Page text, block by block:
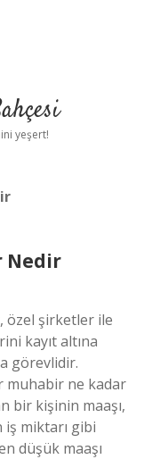
yeşert!
Nedir
özel şirketler ile
kayıt altına
görevlidir.
muhabir ne kadar
bir kişinin maaşı,
iş miktarı gibi
düşük maaşı